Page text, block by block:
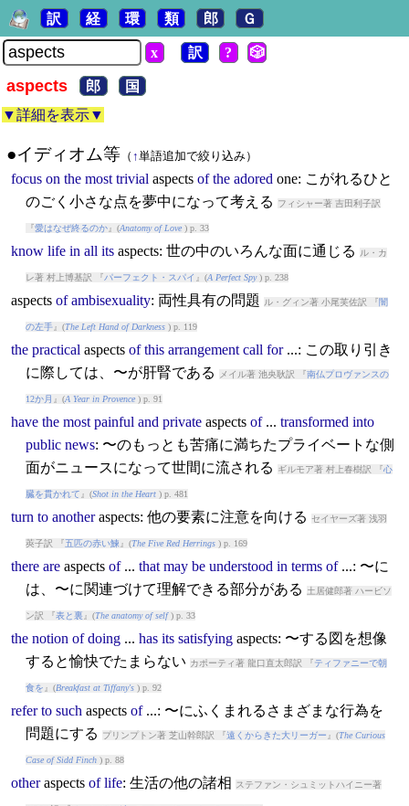
訳 経 環 類 郎 Ｇ
x 訳 ? 🎲
aspects 郎
国
▼詳細を表示▼
●イディオム等（ ↑単語追加で絞り込み）
focus on the most trivial aspects of the adored one: こがれるひと
のごく小さな点を夢中になって考える
フィシャー著 吉田利子訳
『愛はなぜ終るのか』(Anatomy of Love) p. 33
know life in all its aspects: 世の中のいろんな面に通じる ル・カ
レ著 村上博基訳 『パーフェクト・スパイ 』(A Perfect Spy) p. 238
aspects of ambisexuality: 両性具有の問題 ル・グィン著 小尾芙佐訳 『闇
の左手』(The Left Hand of Darkness) p. 119
the practical aspects of this arrangement call for...: この取り引き
に際しては、〜が肝腎である
メイル著 池央耿訳 『南仏プロヴァンスの
12か月 』(A Year in Provence) p. 91
have the most painful and private aspects of... transformed into
public news: 〜のもっとも苦痛に満ちたプライベートな側
面がニュースになって世間に流される
ギルモア著 村上春樹訳 『心
臓を貫かれて 』(Shot in the Heart) p. 481
turn to another aspects: 他の要素に注意を向ける セイヤーズ著 浅羽
莢子訳 『五匹の赤い鰊 』(The Five Red Herrings) p. 169
there are aspects of... that may be understood in terms of...: 〜に
は、〜に関連づけて理解できる部分がある
土居健郎著 ハービソ
ン訳 『表と裏』(The anatomy of self) p. 33
the notion of doing... has its satisfying aspects: 〜する図を想像
すると愉快でたまらない カポーティ著 龍口直太郎訳 『ティファニーで朝
食を 』(Breakfast at Tiffany's) p. 92
refer to such aspects of...: 〜にふくまれるさまざまな行為を
問題にする
プリンプトン著 芝山幹郎訳 『遠くからきた大リーガー 』(The Curious
Case of Sidd Finch) p. 88
other aspects of life: 生活の他の諸相 ステファン・シュミットハイニー著